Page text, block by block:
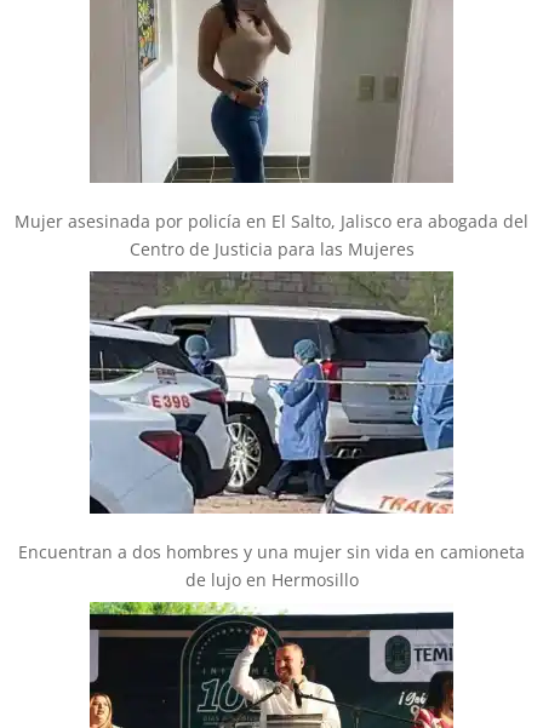
Mujer asesinada por policía en El Salto, Jalisco era abogada del
Centro de Justicia para las Mujeres
Encuentran a dos hombres y una mujer sin vida en camioneta
de lujo en Hermosillo